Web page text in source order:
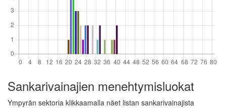
I pataljoona (Jatkosota)
Jalkaväkirykmentti 19
(Talvisota)
Lentolaivue 44
(Talvisota, Jatkosota)
36,
Kranaatinheitinkomppania
Sankarivainajien menehtymisluokat
Ympyrän sektoria klikkaamalla näet listan sankarivainajista